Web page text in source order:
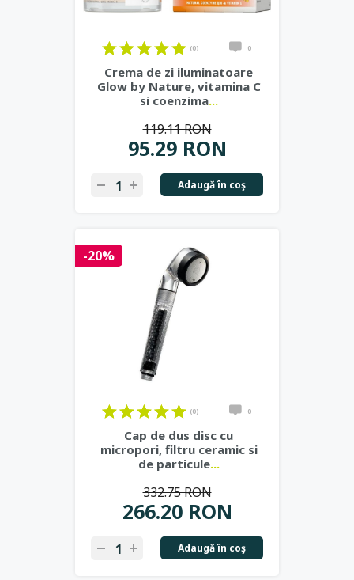
(0) 0
Crema de zi iluminatoare
Glow by Nature, vitamina C
si coenzima...
95.29 RON
119.11 RON
Adaugă în coş
-20%
(0) 0
Cap de dus disc cu
micropori, filtru ceramic si
de particule...
266.20 RON
332.75 RON
Adaugă în coş